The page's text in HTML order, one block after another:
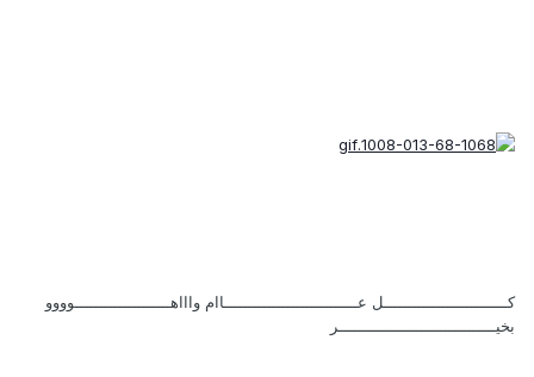
كــــــــــــــــــــــــــل عــــــــــــــــــــــــــــاام واااهــــــــــــــــــــوووو
بخيـــــــــــــــــــــــــــــــــر